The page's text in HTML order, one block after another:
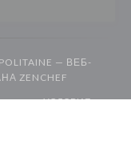
— ВЕБ-
ZENCHEF
((открывается в
УСЛОВИЯ